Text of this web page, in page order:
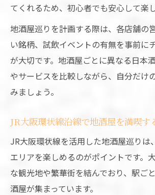
飲み歩きに外せない地酒屋の
地酒屋活用で新たな日本酒
地域の魅力を味わう地酒屋体験記
地酒屋で感じる大阪の食文
地酒屋体験で出会う地元醸
JR大阪環状線沿線で楽しむ地
沿線で広がる大阪地酒の新発見
地酒屋で見つける大阪独自
JR環状線沿線地酒屋の最新動
てくれるため、初心者でも安心して楽し
地酒屋巡りを計画する際は、各店舗の
い銘柄、試飲イベントの有無を事前に
が大切です。地酒屋ごとに異なる日本
やサービスを比較しながら、自分だけ
みましょう。
JR大阪環状線沿線で地酒屋を満喫す
JR大阪環状線を活用した地酒屋巡りは
エリアを楽しめるのがポイントです。
な観光地や繁華街を結んでおり、駅ご
酒屋が集まっています。